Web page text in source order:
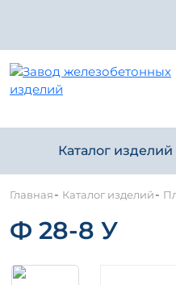
Каталог изделий
Главная- Каталог изделий-
Ф 28-8 У